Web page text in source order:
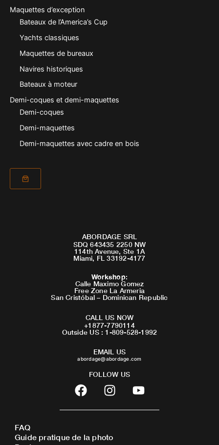
Maquettes d’exception
Bateaux de l’America’s Cup
Yachts classiques
Maquettes de bureaux
Navires historiques
Bateaux à moteur
Demi-coques et demi-maquettes
Demi-coques
Demi-maquettes
Demi-maquettes avec cadre en bois
ABORDAGE SRL
SDQ 643435 2250 NW
114th Avenue, Ste 1A
Miami, FL 33192-4177
Workshop:
Calle Maximo Gomez
Free Zone La Armeria
San Cristóbal – Dominican Republic
CALL US NOW
+1877-7790114
Outside US : 1-809-528-1992
EMAIL US
abordage@abordage.com
FOLLOW US
F
a
c
b
I
n
s
a
Y
o
u
FAQ
Guide pratique de la photo